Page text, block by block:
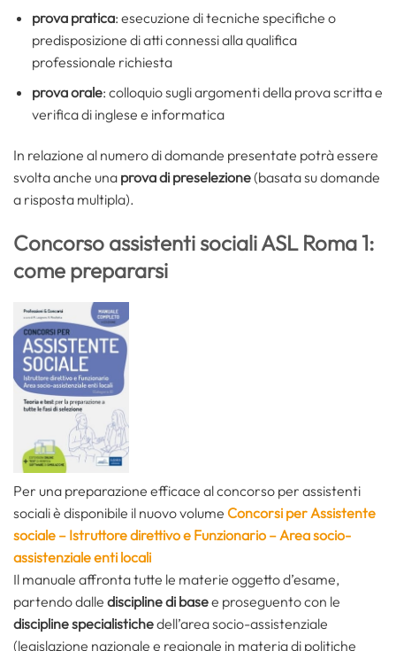
prova pratica: esecuzione di tecniche specifiche o
predisposizione di atti connessi alla qualifica
professionale richiesta
prova orale: colloquio sugli argomenti della prova scritta e
verifica di inglese e informatica
In relazione al numero di domande presentate potrà essere
svolta anche una prova di preselezione(basata su domande
a risposta multipla).
Concorso assistenti sociali ASL Roma 1:
come prepararsi
Per una preparazione efficace al concorso per assistenti
sociali è disponibile il nuovo volume Concorsi per Assistente
sociale – Istruttore direttivo e Funzionario – Area socio-
assistenziale enti locali
Il manuale affronta tutte le materie oggetto d’esame,
partendo dalle discipline di basee proseguento con le
discipline specialistichedell’area socio-assistenziale
(legislazione nazionale e regionale in materia di politiche